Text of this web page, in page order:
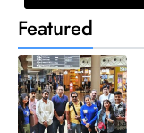
Featured